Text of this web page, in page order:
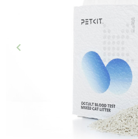
Précédent
keyboard_arrow_left